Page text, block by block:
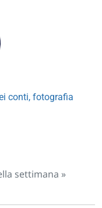
conti, fotografia
settimana »